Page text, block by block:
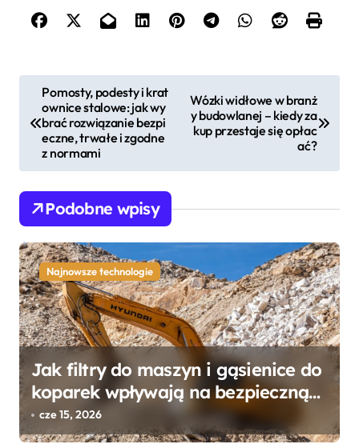
i
g
a
c
j
a
w
p
i
s
u
Pomosty, podesty i krat
ownice stalowe: jak wy
brać rozwiązanie bezpi
eczne, trwałe i zgodne
z normami
Wózki widłowe w branż
y budowlanej – kiedy za
kup przestaje się opłac
ać?
Podobne wpisy
Najnowsze technologie
Jak filtry do maszyn i gąsienice do
koparek wpływają na bezpieczną
pracę sprzętu?
cze 15, 2026